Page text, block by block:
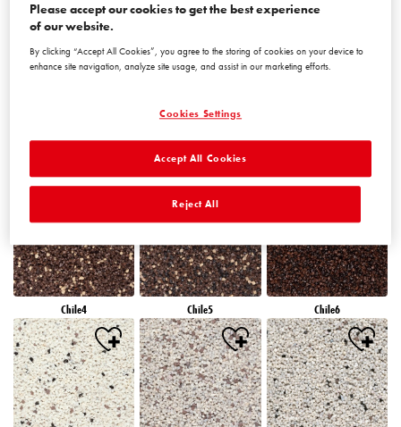
Chile2
Chile4 Chile5 Chile6
Please accept our cookies to get the best experience
of our website.
By clicking “Accept All Cookies”, you agree to the storing of cookies on your device to
enhance site navigation, analyze site usage, and assist in our marketing efforts.
Cookies Settings
Reject All
Accept All Cookies